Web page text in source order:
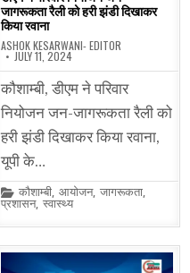
जागरूकता रैली को हरी झंडी दिखाकर
किया रवाना
ASHOK KESARWANI- EDITOR
JULY 11, 2024
कौशाम्बी, डीएम ने परिवार
नियोजन जन-जागरूकता रैली को
हरी झंडी दिखाकर किया रवाना,
यूपी के…
Posted
in
कौशाम्बी,आयोजन,जागरूकता,
प्रशासन,स्वास्थ्य